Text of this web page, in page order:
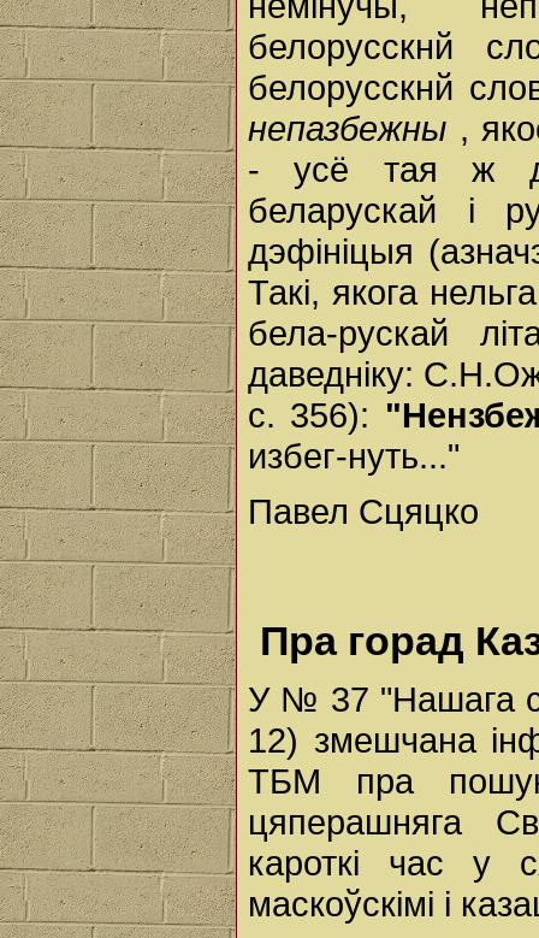
белорусскнй
белорусскнй
непазбежны ,
- усё тая ж
беларускай і
дэфініцыя
Такі, якога
бела-рускай
даведніку:
с. 356):
избег-нуть..."
Павел Сцяцко
Пра горад
У № 37 "Нашага
12) змешчана
ТБМ пра пошук
цяперашняга
кароткі час у
маскоўскімі і